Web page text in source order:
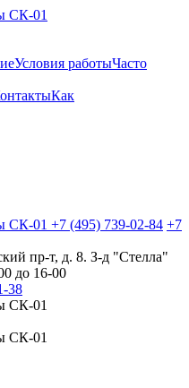
Условия работыЧасто
Как
+7 (495) 739-02-84 +7
пр-т, д. 8. З-д "Стелла"
до 16-00
38